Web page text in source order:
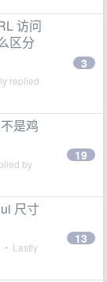
访问
区分
replied
3
是鸡
by
19
尺寸
• Lastly
13